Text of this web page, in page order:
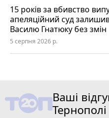
15 років за вбивство
апеляційний суд
Василю Гнатюку без змін
5 серпня 2026 р.
Ваші
Тернополі